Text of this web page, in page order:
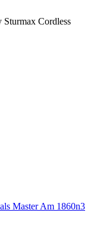
Sturmax Cordless
Master Am 1860n3